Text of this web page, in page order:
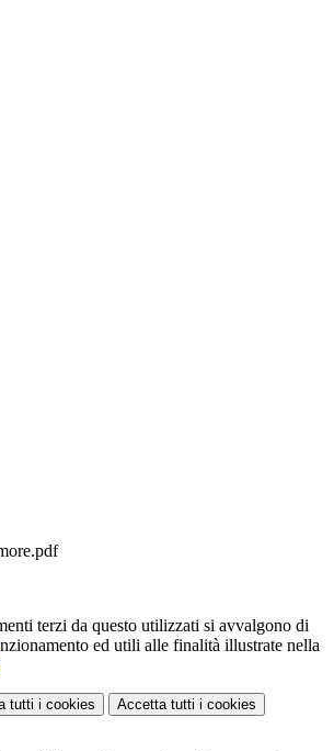
terzi da questo utilizzati si avvalgono di
ed utili alle finalità illustrate nella
tutti i cookies Accetta tutti i cookies